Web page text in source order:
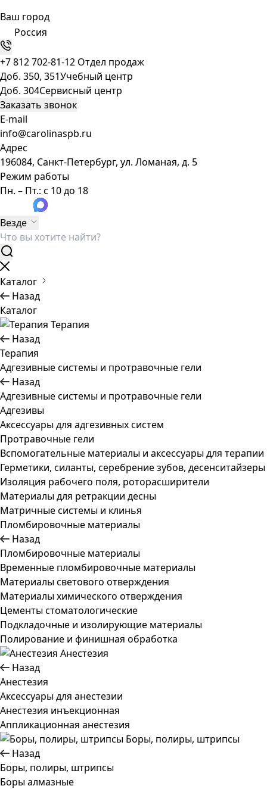
Ваш город
Россия
+7 812 702-81-12 Отдел продаж
Доб. 350, 351Учебный центр
Доб. 304Сервисный центр
Заказать звонок
E-mail
info@carolinaspb.ru
Адрес
196084, Санкт-Петербург, ул. Ломаная, д. 5
Режим работы
Пн. – Пт.: с 10 до 18
Везде
Каталог
Назад
Каталог
Терапия
Назад
Терапия
Адгезивные системы и протравочные гели
Назад
Адгезивные системы и протравочные гели
Адгезивы
Аксессуары для адгезивных систем
Протравочные гели
Вспомогательные материалы и аксессуары для терапии
Герметики, силанты, серебрение зубов, десенситайзеры
Изоляция рабочего поля, роторасширители
Материалы для ретракции десны
Матричные системы и клинья
Пломбировочные материалы
Назад
Пломбировочные материалы
Временные пломбировочные материалы
Материалы светового отверждения
Материалы химического отверждения
Цементы стоматологические
Подкладочные и изолирующие материалы
Полирование и финишная обработка
Анестезия
Назад
Анестезия
Аксессуары для анестезии
Анестезия инъекционная
Аппликационная анестезия
Боры, полиры, штрипсы
Назад
Боры, полиры, штрипсы
Боры алмазные